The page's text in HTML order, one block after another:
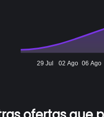
29 Jul 02 Ago 06 Ago